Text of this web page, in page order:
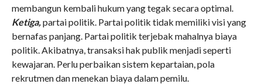
membangun kembali hukum yang tegak secara optimal.
Ketiga,partai politik. Partai politik tidak memiliki visi yang
bernafas panjang. Partai politik terjebak mahalnya biaya
politik. Akibatnya, transaksi hak publik menjadi seperti
kewajaran. Perlu perbaikan sistem kepartaian, pola
rekrutmen dan menekan biaya dalam pemilu.